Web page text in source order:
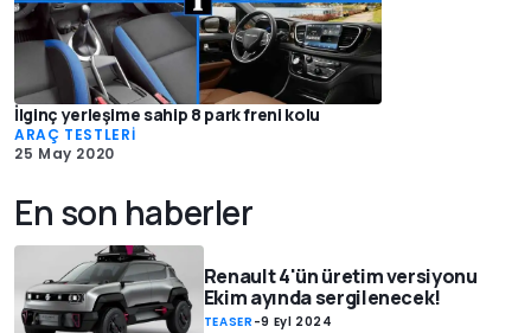
İlginç yerleşime sahip 8 park freni kolu
ARAÇ TESTLERİ
25 May 2020
En son haberler
Renault 4'ün üretim versiyonu
Ekim ayında sergilenecek!
TEASER -9 Eyl 2024